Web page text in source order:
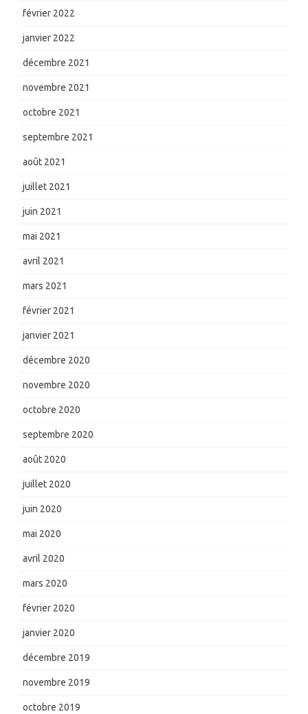
février 2022
janvier 2022
décembre 2021
novembre 2021
octobre 2021
septembre 2021
août 2021
juillet 2021
juin 2021
mai 2021
avril 2021
mars 2021
février 2021
janvier 2021
décembre 2020
novembre 2020
octobre 2020
septembre 2020
août 2020
juillet 2020
juin 2020
mai 2020
avril 2020
mars 2020
février 2020
janvier 2020
décembre 2019
novembre 2019
octobre 2019